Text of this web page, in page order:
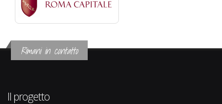
Rimani in contatto
Il progetto